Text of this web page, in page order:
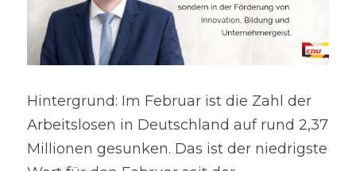
Hintergrund: Im Februar ist die Zahl der
Arbeitslosen in Deutschland auf rund 2,37
Millionen gesunken. Das ist der niedrigste